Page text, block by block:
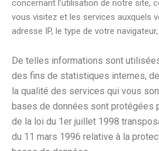
concernant l’utilisation de notre site,
vous visitez et les services auxquels
adresse IP, le type de votre
De telles informations sont
des fins de statistiques internes,
la qualité des services qui vous
bases de données sont protégées
de la loi du 1er juillet 1998
du 11 mars 1996 relative à la